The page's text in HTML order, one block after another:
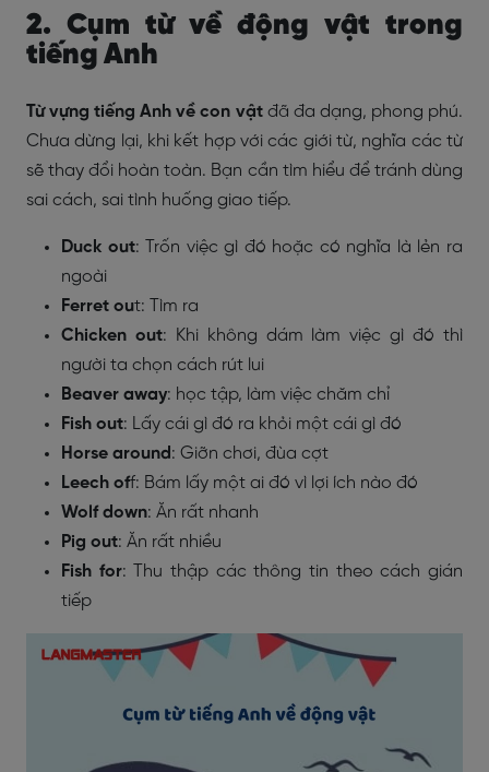
2. Cụm từ về động vật trong
tiếng Anh
Từ vựng tiếng Anh về con vật đã đa dạng, phong phú.
Chưa dừng lại, khi kết hợp với các giới từ, nghĩa các từ
sẽ thay đổi hoàn toàn. Bạn cần tìm hiểu để tránh dùng
sai cách, sai tình huống giao tiếp.
Duck out: Trốn việc gì đó hoặc có nghĩa là lẻn ra
ngoài
Ferret out: Tìm ra
Chicken out: Khi không dám làm việc gì đó thì
người ta chọn cách rút lui
Beaver away: học tập, làm việc chăm chỉ
Fish out: Lấy cái gì đó ra khỏi một cái gì đó
Horse around: Giỡn chơi, đùa cợt
Leech off: Bám lấy một ai đó vì lợi ích nào đó
Wolf down: Ăn rất nhanh
Pig out: Ăn rất nhiều
Fish for: Thu thập các thông tin theo cách gián
tiếp